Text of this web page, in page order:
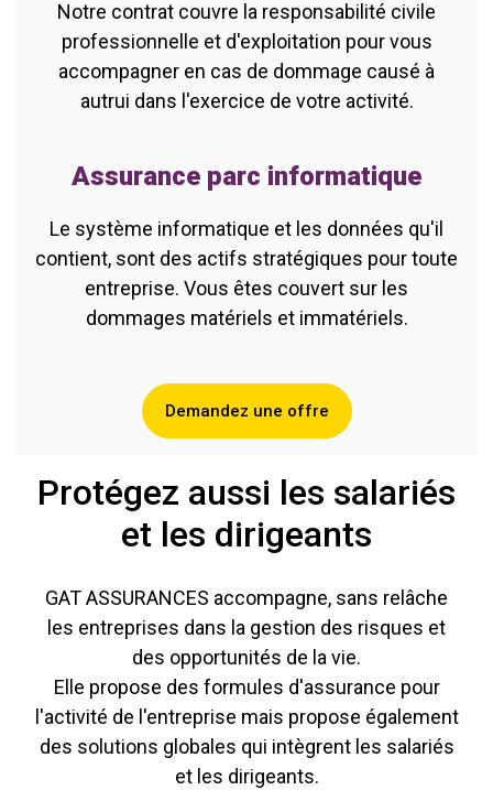
Notre contrat couvre la responsabilité civile
professionnelle et d'exploitation pour vous
accompagner en cas de dommage causé à
autrui dans l'exercice de votre activité.
Assurance parc informatique
Le système informatique et les données qu'il
contient, sont des actifs stratégiques pour toute
entreprise. Vous êtes couvert sur les
dommages matériels et immatériels.
Demandez une offre
Protégez aussi les salariés
et les dirigeants
GAT ASSURANCES accompagne, sans relâche
les entreprises dans la gestion des risques et
des opportunités de la vie.
Elle propose des formules d'assurance pour
l'activité de l'entreprise mais propose également
des solutions globales qui intègrent les salariés
et les dirigeants.